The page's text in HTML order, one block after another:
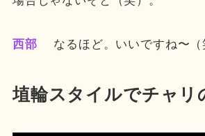
西部 なるほど。いいですね〜（
埴輪スタイルでチャリ